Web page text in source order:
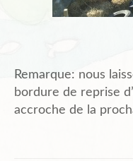
Remarque: nous
bordure de reprise
accroche de la